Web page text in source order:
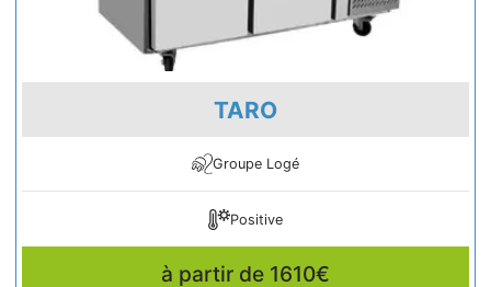
TARO
Groupe Logé
Positive
à partir de 1610€